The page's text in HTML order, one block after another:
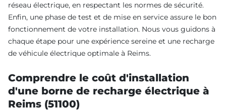
réseau électrique, en respectant les normes de sécurité.
Enfin, une phase de test et de mise en service assure le bon
fonctionnement de votre installation. Nous vous guidons à
chaque étape pour une expérience sereine et une recharge
de véhicule électrique optimale à Reims.
Comprendre le coût d'installation
d'une borne de recharge électrique à
Reims (51100)